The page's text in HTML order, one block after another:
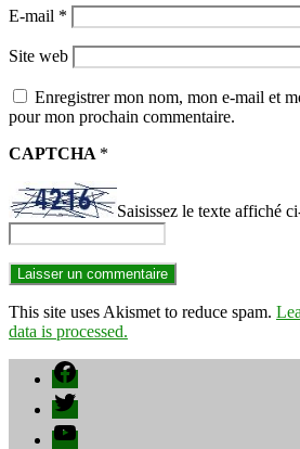
E-mail *
Site web
Enregistrer mon nom, mon e-mail et
pour mon prochain commentaire.
CAPTCHA *
Saisissez le texte affiché
This site uses Akismet to reduce spam.
data is processed.
Facebook
Twitter
YouTube